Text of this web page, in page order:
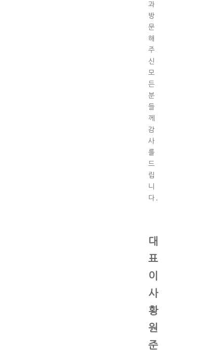
과
방
문
해
주
신
모
든
분
들
께
감
사
를
드
립
니
다.
대
표
이
사
황
원
준